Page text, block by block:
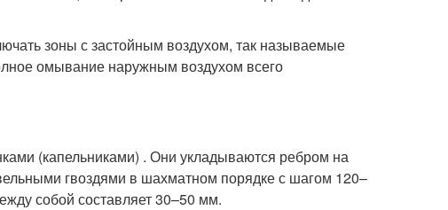
зоны с застойным воздухом, так называемые
омывание наружным воздухом всего
(капельниками) . Они укладываются ребром на
гвоздями в шахматном порядке с шагом 120–
собой составляет 30–50 мм.